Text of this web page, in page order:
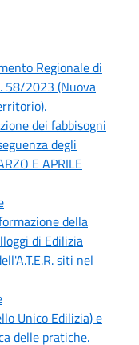
Regionale di
58/2023 (Nuova
dei fabbisogni
degli
E APRILE
della
di Edilizia
siti nel
Unico Edilizia) e
delle pratiche.